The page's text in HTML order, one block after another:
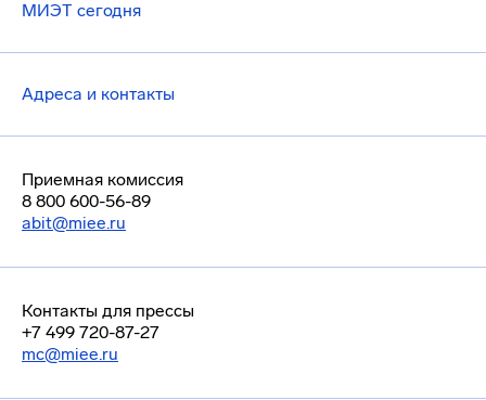
МИЭТ сегодня
Адреса и контакты
Приемная комиссия
8 800 600-56-89
abit@miee.ru
Контакты для прессы
+7 499 720-87-27
mc@miee.ru